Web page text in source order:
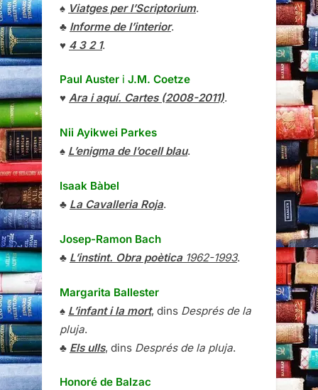
♠ Viatges per l’Scriptorium.
♣ Informe de l’interior.
♥ 4 3 2 1.
Paul Auster i J.M. Coetze
♥ Ara i aquí. Cartes (2008-2011).
Nii Ayikwei Parkes
♠ L’enigma de l’ocell blau.
Isaak Bàbel
♣ La Cavalleria Roja.
Josep-Ramon Bach
♣ L’instint. Obra poètica1962-1993.
Margarita Ballester
♠ L’infant i la mort, dins Després de la
pluja.
♣ Els ulls, dins Després de la pluja.
Honoré de Balzac